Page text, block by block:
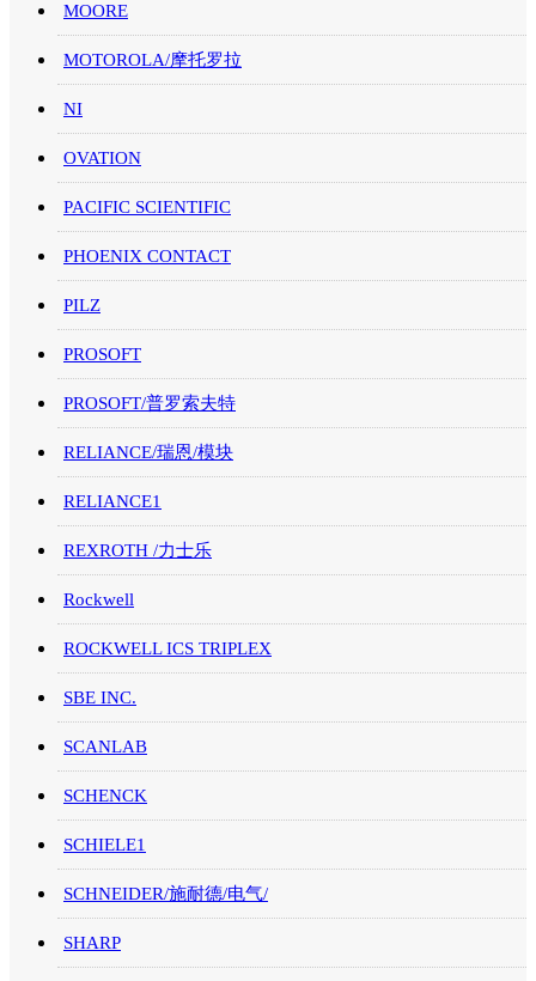
MOORE
MOTOROLA/摩托罗拉
NI
OVATION
PACIFIC SCIENTIFIC
PHOENIX CONTACT
PILZ
PROSOFT
PROSOFT/普罗索夫特
RELIANCE/瑞恩/模块
RELIANCE1
REXROTH /力士乐
Rockwell
ROCKWELL ICS TRIPLEX
SBE INC.
SCANLAB
SCHENCK
SCHIELE1
SCHNEIDER/施耐德/电气/
SHARP